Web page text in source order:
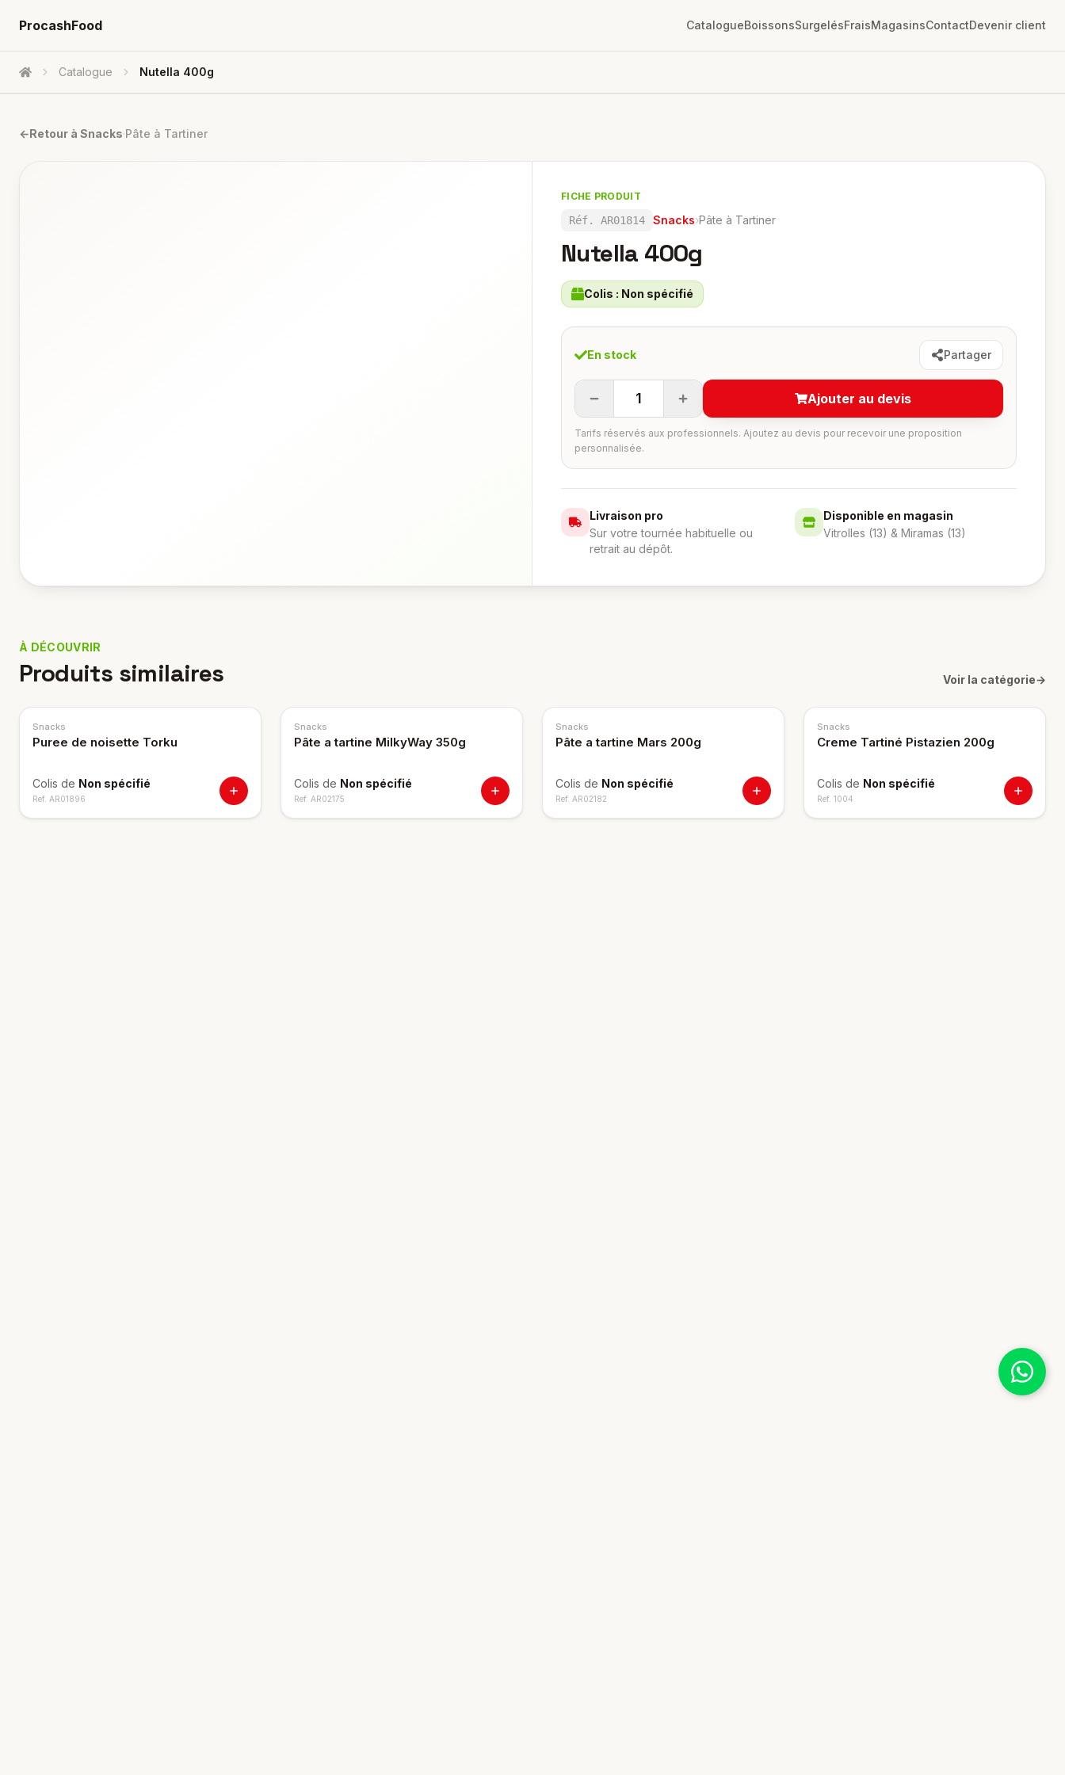
ProcashFood CatalogueBoissonsSurgelésFraisMagasinsContactDevenir client
Accueil Catalogue Nutella 400g
←Retour à Snacks·Pâte à Tartiner
FICHE PRODUIT
Réf. AR01814 Snacks›Pâte à Tartiner
Nutella 400g
Colis : Non spécifié
En stock Partager
1 Ajouter au devis
Tarifs réservés aux professionnels. Ajoutez au devis pour recevoir une proposition
personnalisée.
Livraison pro
Sur votre tournée habituelle ou
retrait au dépôt.
Disponible en magasin
Vitrolles (13) & Miramas (13)
À DÉCOUVRIR
Produits similaires Voir la catégorie→
Snacks
Puree de noisette Torku
Colis de Non spécifié
Ref. AR01896
Snacks
Pâte a tartine MilkyWay 350g
Colis de Non spécifié
Ref. AR02175
Snacks
Pâte a tartine Mars 200g
Colis de Non spécifié
Ref. AR02182
Snacks
Creme Tartiné Pistazien 200g
Colis de Non spécifié
Ref. 1004